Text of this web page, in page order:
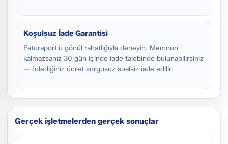
Koşulsuz İade Garantisi
Faturaport'u gönül rahatlığıyla deneyin. Memnun
kalmazsanız 30 gün içinde iade talebinde bulunabilirsiniz
— ödediğiniz ücret sorgusuz sualsiz iade edilir.
Gerçek işletmelerden gerçek sonuçlar